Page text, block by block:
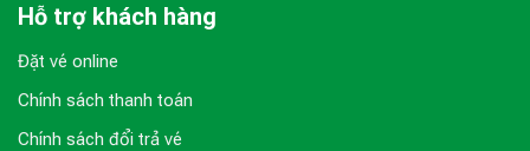
Hỗ trợ khách hàng
Đặt vé online
Chính sách thanh toán
Chính sách đổi trả vé